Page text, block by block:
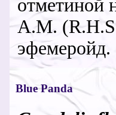
отметиной
A.M.
эфемеройд.
Blue Panda